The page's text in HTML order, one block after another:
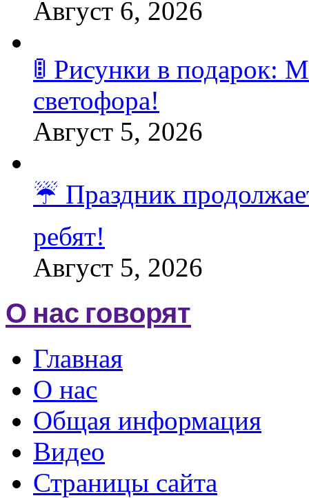
Август 6, 2026
🚦 Рисунки в подарок:
светофора!
Август 5, 2026
☔️ Праздник
ребят!
Август 5, 2026
О нас говорят
Главная
О нас
Общая информация
Видео
Страницы сайта